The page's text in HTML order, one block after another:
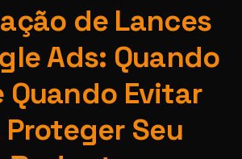
de Lances
Ads: Quando
Quando Evitar
Proteger Seu